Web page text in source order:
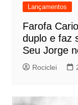
Lançamentos
Farofa
duplo e faz
Seu Jorge
Rociclei